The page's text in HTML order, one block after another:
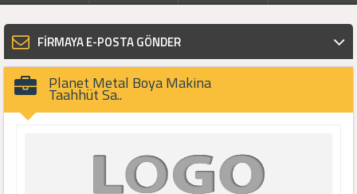
FİRMAYA E-POSTA GÖNDER
Planet Metal Boya Makina
Taahhüt Sa..